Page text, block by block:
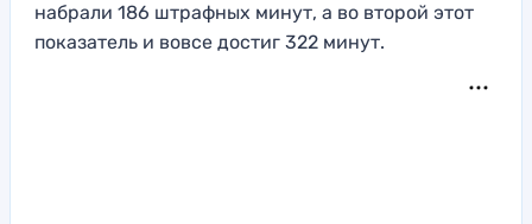
набрали 186 штрафных минут, а во второй этот
показатель и вовсе достиг 322 минут.